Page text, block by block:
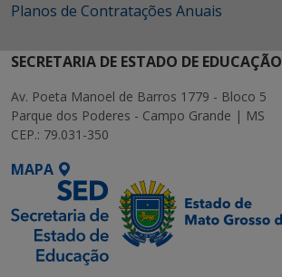
Planos de Contratações Anuais
SECRETARIA DE ESTADO DE EDUCAÇÃO
Av. Poeta Manoel de Barros 1779 - Bloco 5
Parque dos Poderes - Campo Grande | MS
CEP.: 79.031-350
MAPA